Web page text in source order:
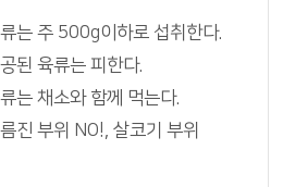
는 주 500g이하로 섭취한다.
된 육류는 피한다.
는 채소와 함께 먹는다.
진 부위 NO!, 살코기 부위